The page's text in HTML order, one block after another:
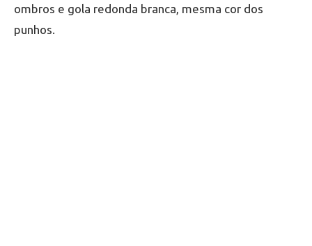
ombros e gola redonda branca, mesma cor dos
punhos.